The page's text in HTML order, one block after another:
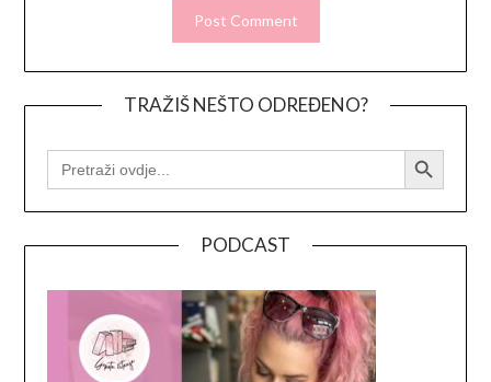
TRAŽIŠ NEŠTO ODREĐENO?
SEARCH
FOR:
Search Button
PODCAST